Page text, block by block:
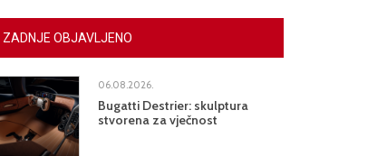
ZADNJE OBJAVLJENO
06.08.2026.
Bugatti Destrier: skulptura
stvorena za vječnost